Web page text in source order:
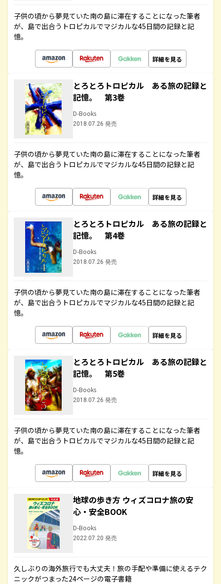
子供の頃から夢見ていた南の島に滞在することになった筆者
が、島で出合うトロピカルでマジカルな45日間の記録と記
憶。
詳細を見る
とろとろトロピカル ある旅の記録と
記憶。 第3巻
D-Books
2018.07.26 発売
子供の頃から夢見ていた南の島に滞在することになった筆者
が、島で出合うトロピカルでマジカルな45日間の記録と記
憶。
詳細を見る
とろとろトロピカル ある旅の記録と
記憶。 第4巻
D-Books
2018.07.26 発売
子供の頃から夢見ていた南の島に滞在することになった筆者
が、島で出合うトロピカルでマジカルな45日間の記録と記
憶。
詳細を見る
とろとろトロピカル ある旅の記録と
記憶。 第5巻
D-Books
2018.07.26 発売
子供の頃から夢見ていた南の島に滞在することになった筆者
が、島で出合うトロピカルでマジカルな45日間の記録と記
憶。
詳細を見る
地球の歩き方 ウィズコロナ旅の安
心・安全BOOK
D-Books
2022.07.20 発売
久しぶりの海外旅行でも大丈夫！旅の手配や準備に使えるテク
ニックがつまった24ページの電子書籍